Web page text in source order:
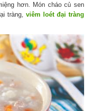
hơn. Món cháo củ sen
tràng,viêm loét đại tràng